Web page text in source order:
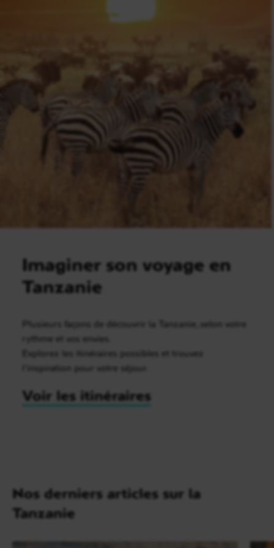
Imaginer son voyage en
Tanzanie
Plusieurs façons de découvrir la Tanzanie, selon votre
rythme et vos envies.
Explorez les itinéraires possibles et trouvez
l’inspiration pour votre séjour.
Voir les itinéraires
Nos derniers articles sur la
Tanzanie